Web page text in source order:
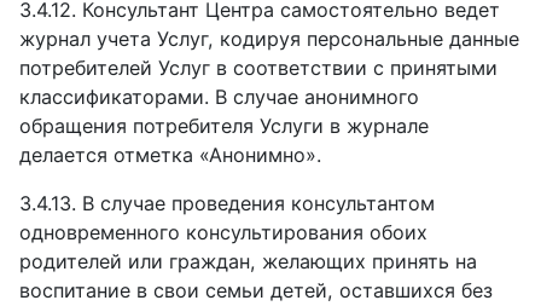
3.4.12. Консультант Центра самостоятельно ведет
журнал учета Услуг, кодируя персональные данные
потребителей Услуг в соответствии с принятыми
классификаторами. В случае анонимного
обращения потребителя Услуги в журнале
делается отметка «Анонимно».
3.4.13. В случае проведения консультантом
одновременного консультирования обоих
родителей или граждан, желающих принять на
воспитание в свои семьи детей, оставшихся без